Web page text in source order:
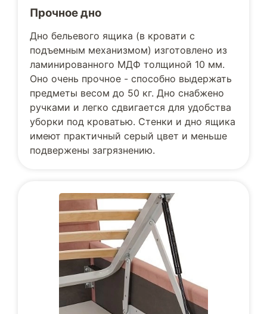
Прочное дно
Дно бельевого ящика (в кровати с
подъемным механизмом) изготовлено из
ламинированного МДФ толщиной 10 мм.
Оно очень прочное - способно выдержать
предметы весом до 50 кг. Дно снабжено
ручками и легко сдвигается для удобства
уборки под кроватью. Стенки и дно ящика
имеют практичный серый цвет и меньше
подвержены загрязнению.